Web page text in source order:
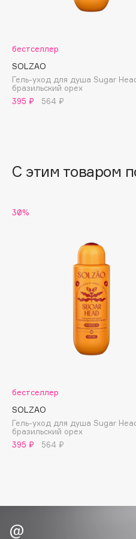
Baffy
Balmain Hair Couture
Banderas
Basicare
Beautyblades
НОВИНКА
Boadicea The Victorious
BOOMSHOP
BORK
Brunello Cucinelli
Bvlgari
бестселлер
SOLZAO
Гель-уход для душа Sugar
бразильский орех
395 ₽
564 ₽
С этим товаром
30%
бестселлер
SOLZAO
Гель-уход для душа Sugar
бразильский орех
395 ₽
564 ₽